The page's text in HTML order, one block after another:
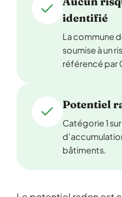
identifié
La commune
soumise à un
référencé par
Potentiel
Catégorie 1
bâtiments.